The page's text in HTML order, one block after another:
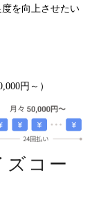
を向上させたい
円～）
コー